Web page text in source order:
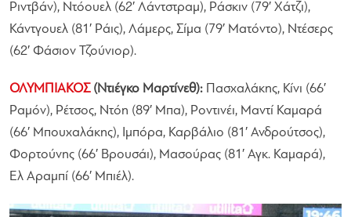
Ριντβάν), Ντόουελ (62′ Λάντστραμ), Ράσκιν (79′ Χάτζι),
Κάντγουελ (81′ Ράις), Λάμερς, Σίμα (79′ Ματόντο), Ντέσερς
(62′ Φάσιον Τζούνιορ).
ΟΛΥΜΠΙΑΚΟΣ(Ντιέγκο Μαρτίνεθ): Πασχαλάκης, Κίνι (66′
Ραμόν), Ρέτσος, Ντόη (89′ Μπα), Ροντινέι, Μαντί Καμαρά
(66′ Μπουχαλάκης), Ιμπόρα, Καρβάλιο (81′ Ανδρούτσος),
Φορτούνης (66′ Βρουσάι), Μασούρας (81′ Αγκ. Καμαρά),
Ελ Αραμπί (66′ Μπιέλ).